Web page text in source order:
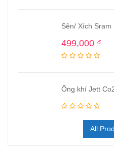
Sên/ Xích
499,000 ₫
Ống khí Jett
All